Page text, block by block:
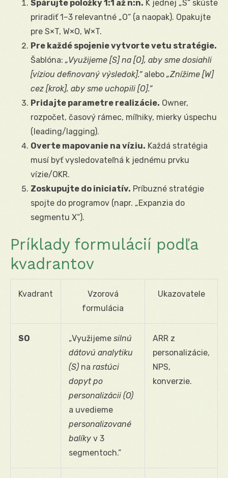
Spárujte položky 1:1 až n:n. K jednej „S“ skúste
priradiť 1–3 relevantné „O“ (a naopak). Opakujte
pre S×T, W×O, W×T.
Pre každé spojenie vytvorte vetu stratégie.
Šablóna: „Využijeme [S] na [O], aby sme dosiahli
[víziou definovaný výsledok].“alebo „Znížime [W]
cez [krok], aby sme uchopili [O].“
Pridajte parametre realizácie. Owner,
rozpočet, časový rámec, míľniky, mierky úspechu
(leading/lagging).
Overte mapovanie na víziu. Každá stratégia
musí byť vysledovateľná k jednému prvku
vízie/OKR.
Zoskupujte do iniciatív. Príbuzné stratégie
spojte do programov (napr. „Expanzia do
segmentu X“).
Príklady formulácií podľa
kvadrantov
Kvadrant
Vzorová
formulácia
Ukazovatele
SO „Využijeme silnú
dátovú analytiku
(S) na rastúci
dopyt po
personalizácii (O)
a uvedieme
personalizované
balíky v 3
segmentoch.“
ARR z
personalizácie,
NPS,
konverzie.